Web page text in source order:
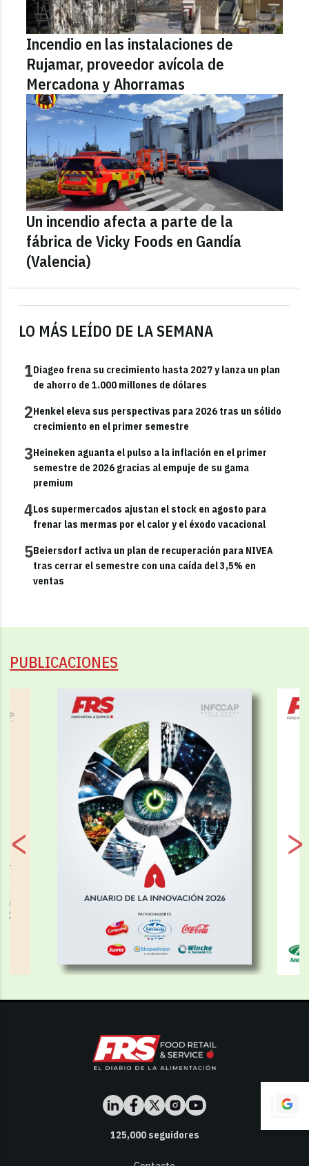
LO MÁS LEÍDO DE LA SEMANA
1Diageo frena su crecimiento hasta 2027 y lanza un plan
de ahorro de 1.000 millones de dólares
2Henkel eleva sus perspectivas para 2026 tras un sólido
crecimiento en el primer semestre
3Heineken aguanta el pulso a la inflación en el primer
semestre de 2026 gracias al empuje de su gama
premium
4Los supermercados ajustan el stock en agosto para
frenar las mermas por el calor y el éxodo vacacional
5Beiersdorf activa un plan de recuperación para NIVEA
tras cerrar el semestre con una caída del 3,5% en
ventas
Incendio en las instalaciones de
Rujamar, proveedor avícola de
Mercadona y Ahorramas
Un incendio afecta a parte de la
fábrica de Vicky Foods en Gandía
(Valencia)
PUBLICACIONES
125,000seguidores